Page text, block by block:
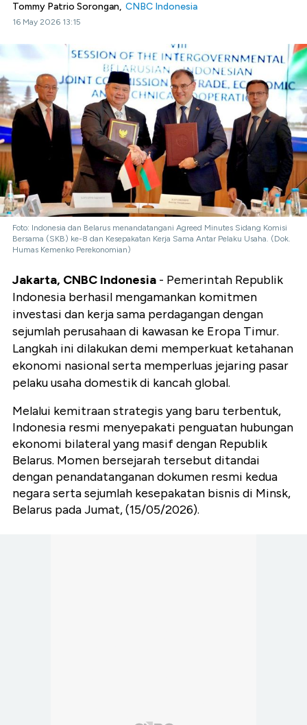
Tommy Patrio Sorongan, CNBC Indonesia
16 May 2026 13:15
Foto: Indonesia dan Belarus menandatangani Agreed Minutes Sidang Komisi
Bersama (SKB) ke-8 dan Kesepakatan Kerja Sama Antar Pelaku Usaha. (Dok.
Humas Kemenko Perekonomian)
Jakarta, CNBC Indonesia - Pemerintah Republik
Indonesia berhasil mengamankan komitmen
investasi dan kerja sama perdagangan dengan
sejumlah perusahaan di kawasan ke Eropa Timur.
Langkah ini dilakukan demi memperkuat ketahanan
ekonomi nasional serta memperluas jejaring pasar
pelaku usaha domestik di kancah global.
Melalui kemitraan strategis yang baru terbentuk,
Indonesia resmi menyepakati penguatan hubungan
ekonomi bilateral yang masif dengan Republik
Belarus. Momen bersejarah tersebut ditandai
dengan penandatanganan dokumen resmi kedua
negara serta sejumlah kesepakatan bisnis di Minsk,
Belarus pada Jumat, (15/05/2026).